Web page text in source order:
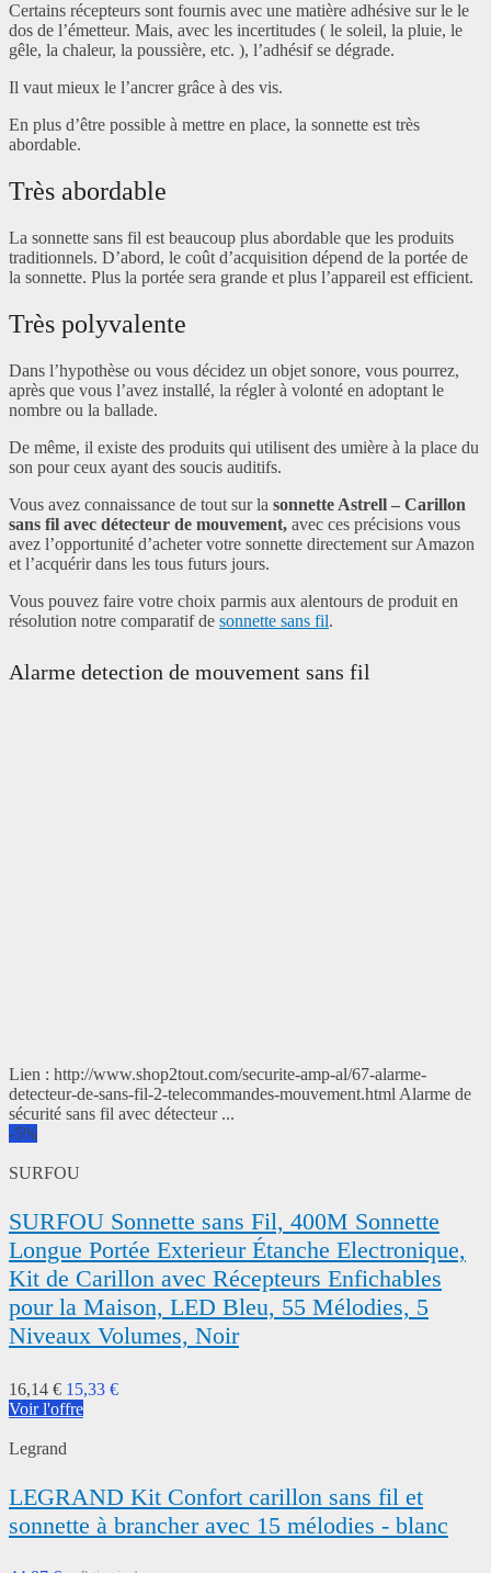
Certains récepteurs sont fournis avec une matière adhésive sur le le
dos de l’émetteur. Mais, avec les incertitudes ( le soleil, la pluie, le
gêle, la chaleur, la poussière, etc. ), l’adhésif se dégrade.
Il vaut mieux le l’ancrer grâce à des vis.
En plus d’être possible à mettre en place, la sonnette est très
abordable.
Très abordable
La sonnette sans fil est beaucoup plus abordable que les produits
traditionnels. D’abord, le coût d’acquisition dépend de la portée de
la sonnette. Plus la portée sera grande et plus l’appareil est efficient.
Très polyvalente
Dans l’hypothèse ou vous décidez un objet sonore, vous pourrez,
après que vous l’avez installé, la régler à volonté en adoptant le
nombre ou la ballade.
De même, il existe des produits qui utilisent des umière à la place du
son pour ceux ayant des soucis auditifs.
Vous avez connaissance de tout sur la sonnette Astrell – Carillon
sans fil avec détecteur de mouvement, avec ces précisions vous
avez l’opportunité d’acheter votre sonnette directement sur Amazon
et l’acquérir dans les tous futurs jours.
Vous pouvez faire votre choix parmis aux alentours de produit en
résolution notre comparatif de sonnette sans fil.
Alarme detection de mouvement sans fil
Lien : http://www.shop2tout.com/securite-amp-al/67-alarme-
detecteur-de-sans-fil-2-telecommandes-mouvement.html Alarme de
sécurité sans fil avec détecteur ...
-5%
SURFOU
SURFOU Sonnette sans Fil, 400M Sonnette
Longue Portée Exterieur Étanche Electronique,
Kit de Carillon avec Récepteurs Enfichables
pour la Maison, LED Bleu, 55 Mélodies, 5
Niveaux Volumes, Noir
16,14 € 15,33 €
Voir l'offre
Legrand
LEGRAND Kit Confort carillon sans fil et
sonnette à brancher avec 15 mélodies - blanc